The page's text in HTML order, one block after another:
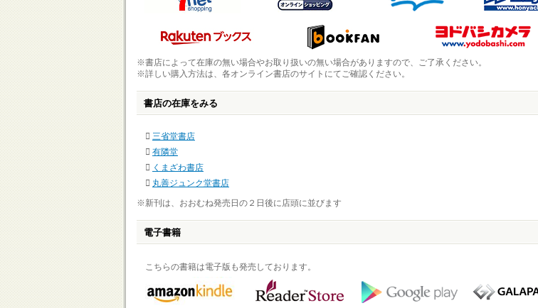
※書店によって在庫の無い場合やお取り扱いの無い場合がありますので、ご了承ください。
※詳しい購入方法は、各オンライン書店のサイトにてご確認ください。
書店の在庫をみる
三省堂書店
有隣堂
くまざわ書店
丸善ジュンク堂書店
※新刊は、おおむね発売日の２日後に店頭に並びます
電子書籍
こちらの書籍は電子版も発売しております。